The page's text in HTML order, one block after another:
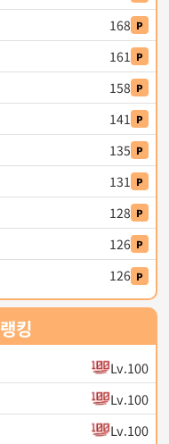
168 P
161 P
158 P
141 P
135 P
131 P
128 P
126 P
126 P
랭킹
Lv.100
Lv.100
Lv.100